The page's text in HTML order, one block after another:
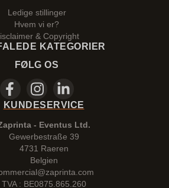
Ledige stillinger
Hvem vi er?
& Copyright
KATEGORIER
FØLG OS
KUNDESERVICE
- Eventus Ltd.
Gewerbestraße 39
4731 Raeren
Belgien
TVA : BE0875.865.260